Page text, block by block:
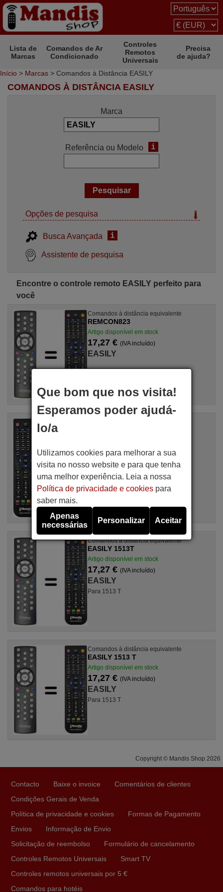
Lista de
Marcas
Comandos de Ar
Condicionado
Controles
Remotos
Universais
Precisa
de ajuda?
Início > Marcas > Comandos à Distância EASILY
COMANDOS À DISTÂNCIA EASILY
Marca
Referência ou Modelo i
Opções de pesquisa
Busca Avançada i
Assistente de pesquisa
Encontre o controle remoto EASILY perfeito para
você
Comandos à distância equivalente
REMCON823
Artigo disponível em stock
17,27 € (IVA incluído)
EASILY
Comandos à distância equivalente
EASILY 1514T
17,27 €(IVA incluído)
EASILY
Para 1514 T
Comandos à distância equivalente
EASILY 1513T
Artigo disponível em stock
17,27 € (IVA incluído)
EASILY
Para 1513 T
Comandos à distância equivalente
EASILY 1513 T
Artigo disponível em stock
17,27 € (IVA incluído)
EASILY
Para 1513 T
Copyright © Mandis Shop 2026
Contacto Baixe o invoice
Comentários de clientes
Condições Gerais de Venda
Política de privacidade e cookies
Formas de Pagamento
Envios
Informação de Envio
Solicitação de reembolso
Formulário de cancelamento
Controles Remotos Universais
Smart TV
Controles remotos universais por 5 €
Comandos para hotéis
Que bom que nos visita!
Esperamos poder ajudá-
lo/a
Utilizamos cookies para melhorar a sua
visita no nosso website e para que tenha
uma melhor experiência. Leia a nossa
Política de privacidade e cookiespara
saber mais.
Apenas
necessárias
Personalizar Aceitar